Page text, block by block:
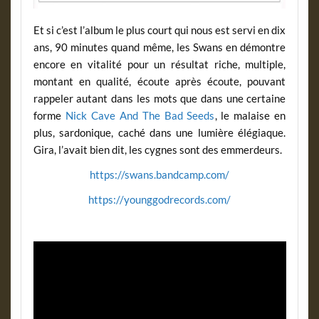
Et si c’est l’album le plus court qui nous est servi en dix
ans, 90 minutes quand même, les Swans en démontre
encore en vitalité pour un résultat riche, multiple,
montant en qualité, écoute après écoute, pouvant
rappeler autant dans les mots que dans une certaine
forme Nick Cave And The Bad Seeds, le malaise en
plus, sardonique, caché dans une lumière élégiaque.
Gira, l’avait bien dit, les cygnes sont des emmerdeurs.
https://swans.bandcamp.com/
https://younggodrecords.com/